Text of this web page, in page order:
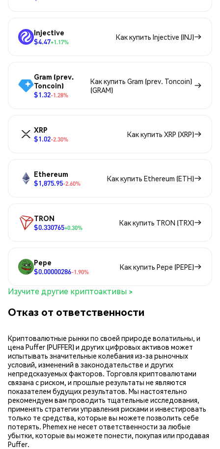
Injective
$4.47+1.17%
Как купить Injective (INJ)
Gram (prev.
Toncoin)
$1.32-1.28%
Как купить Gram (prev. Toncoin)
(GRAM)
XRP
$1.02-2.30%
Как купить XRP (XRP)
Ethereum
$1,875.95-2.60%
Как купить Ethereum (ETH)
TRON
$0.330765+0.30%
Как купить TRON (TRX)
Pepe
$0.00000286-1.90%
Как купить Pepe (PEPE)
Изучите другие криптоактивы >
Отказ от ответственности
Криптовалютные рынки по своей природе волатильны, и
цена Puffer (PUFFER) и других цифровых активов может
испытывать значительные колебания из-за рыночных
условий, изменений в законодательстве и других
непредсказуемых факторов. Торговля криптовалютами
связана с риском, и прошлые результаты не являются
показателем будущих результатов. Мы настоятельно
рекомендуем вам проводить тщательные исследования,
применять стратегии управления рисками и инвестировать
только те средства, которые вы можете позволить себе
потерять. Phemex не несет ответственности за любые
убытки, которые вы можете понести, покупая или продавая
Puffer.